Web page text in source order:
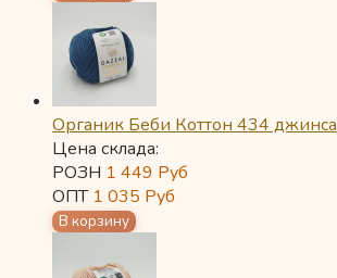
Органик Беби Коттон 434 джинса
Цена склада:
РОЗН 1 449 Руб
ОПТ 1 035 Руб